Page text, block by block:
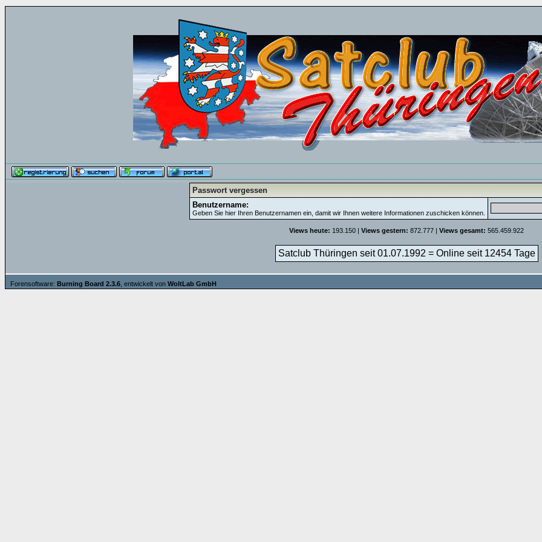
Passwort vergessen
Benutzername:
Geben Sie hier Ihren Benutzernamen ein, damit wir Ihnen weitere Informationen zuschicken können.
Views heute: 193.150 | Views gestern: 872.777 | Views gesamt: 565.459.922
Satclub Thüringen seit 01.07.1992 = Online seit 12454 Tage
Forensoftware: Burning Board 2.3.6 , entwickelt von WoltLab GmbH